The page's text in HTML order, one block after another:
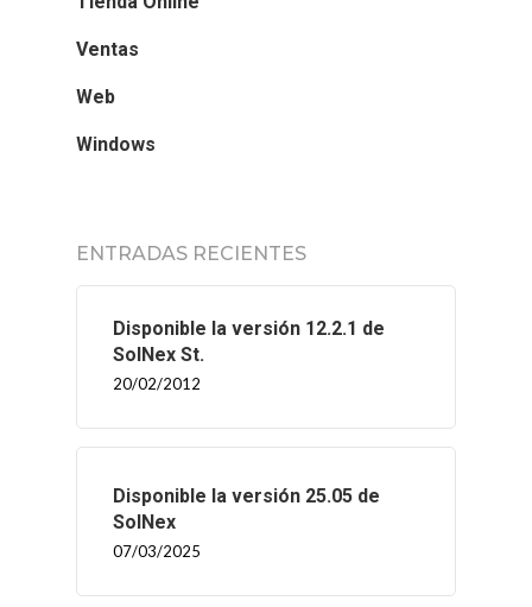
Ventas
Web
Windows
ENTRADAS RECIENTES
Disponible la versión 12.2.1 de
SolNex St.
20/02/2012
Disponible la versión 25.05 de
SolNex
07/03/2025